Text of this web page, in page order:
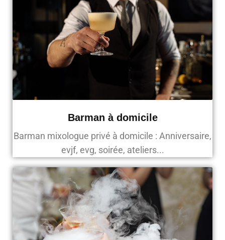
Barman à domicile
Barman mixologue privé à domicile : Anniversaire,
evjf, evg, soirée, ateliers...